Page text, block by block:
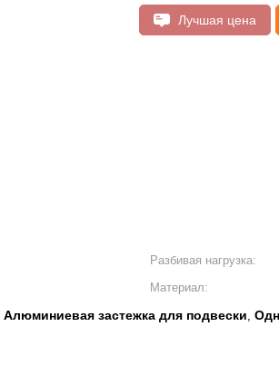
Лучшая цена
Разбивая нагрузка:
Материал:
Алюминиевая застежка для подвески,